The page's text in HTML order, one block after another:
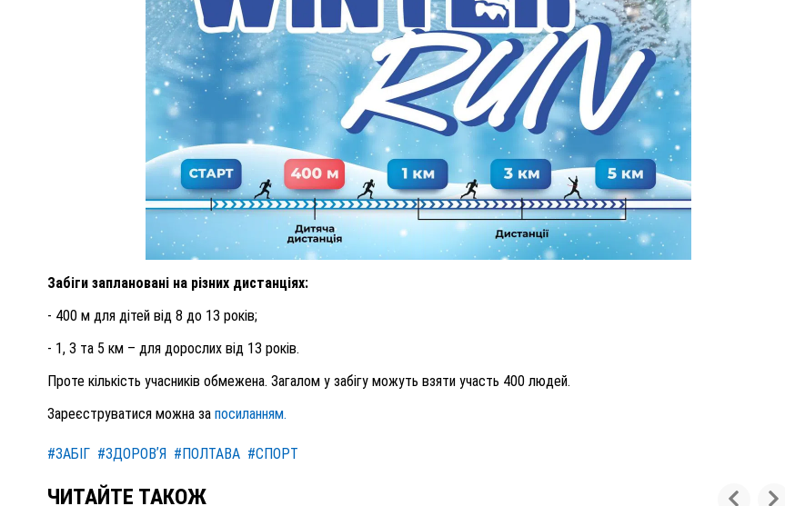
Забіги заплановані на різних дистанціях:
- 400 м для дітей від 8 до 13 років;
- 1, 3 та 5 км – для дорослих від 13 років.
Проте кількість учасників обмежена. Загалом у забігу можуть взяти участь 400 людей.
Зареєструватися можна за посиланням.
#ЗАБІГ #ЗДОРОВʼЯ #ПОЛТАВА #СПОРТ
ЧИТАЙТЕ ТАКОЖ